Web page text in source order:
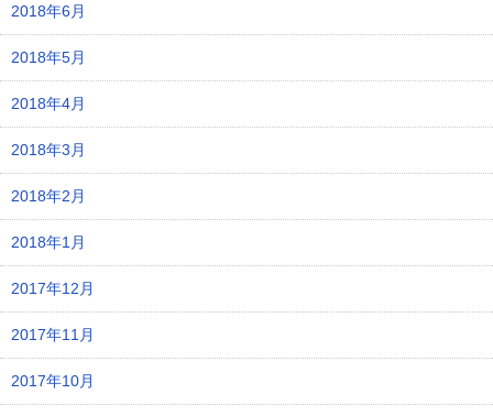
2018年6月
2018年5月
2018年4月
2018年3月
2018年2月
2018年1月
2017年12月
2017年11月
2017年10月